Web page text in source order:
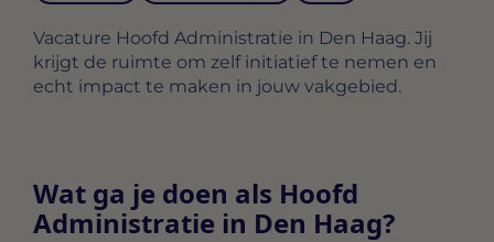
Vacature Hoofd Administratie in Den Haag. Jij
krijgt de ruimte om zelf initiatief te nemen en
echt impact te maken in jouw vakgebied.
Wat ga je doen als Hoofd
Administratie in Den Haag?